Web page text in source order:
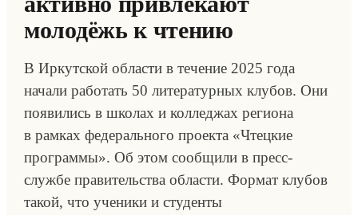
молодёжь к чтению
В Иркутской области в течение 2025 года
начали работать 50 литературных клубов. Они
появились в школах и колледжах региона
в рамках федерального проекта «Чтецкие
программы». Об этом сообщили в пресс-
службе правительства области. Формат клубов
такой, что ученики и студенты